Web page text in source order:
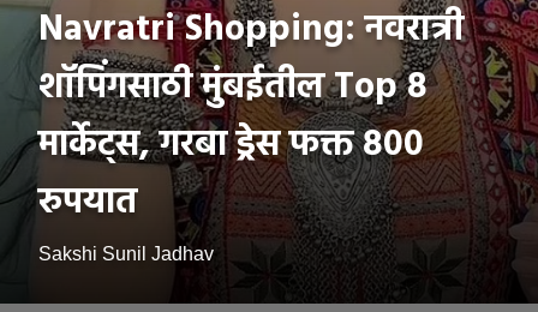
Navratri Shopping: नवरात्री
शॉपिंगसाठी मुंबईतील Top 8
मार्केट्स, गरबा ड्रेस फक्त 800
रुपयात
Sakshi Sunil Jadhav